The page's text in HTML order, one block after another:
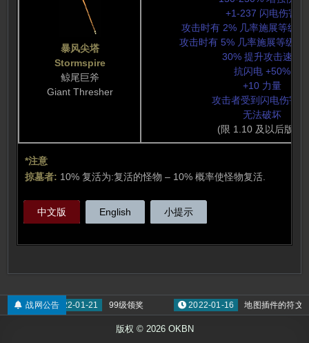
暴风尖塔
Stormspire
鲸尾巨斧
Giant Thresher
+1-237 闪电伤害
攻击时有 2% 几率施展等级
攻击时有 5% 几率施展等级 5
30% 提升攻击速度
抗闪电 +50%
+10 力量
攻击者受到闪电伤害
无法破坏
(限 1.10 及以后版本)
*注意
掠墓者: 10% 复活为:复活的怪物 – 10% 概率使怪物复活.
中文版 English 小提示
战网公告
2022-01-21 99级领奖 2022-01-16 地图插件的符文计算
版权 © 2026 OKBN